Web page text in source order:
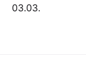
03.03.